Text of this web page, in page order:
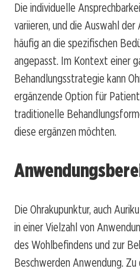
Die individuelle
variieren, und die Auswahl
häufig an die spezifischen
angepasst. Im Kontext einer
Behandlungsstrategie kann
ergänzende Option für
traditionelle
diese ergänzen möchten.
Die Ohrakupunktur, auch
in einer Vielzahl von
des Wohlbefindens und zur
Beschwerden Anwendung.